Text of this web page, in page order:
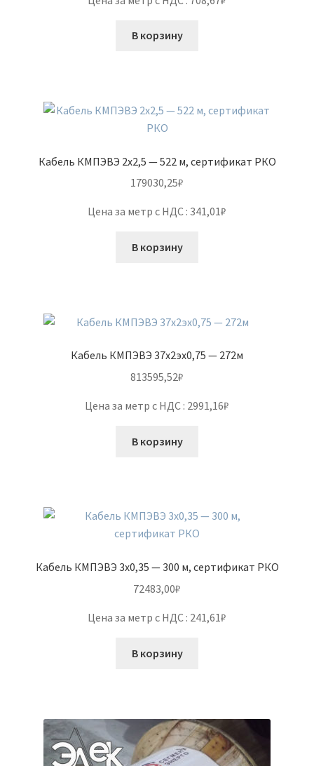
В корзину
Кабель КМПЭВЭ 2х2,5 — 522 м, сертификат РКО
179030,25₽
Цена за метр с НДС : 341,01₽
В корзину
Кабель КМПЭВЭ 37х2эх0,75 — 272м
813595,52₽
Цена за метр с НДС : 2991,16₽
В корзину
Кабель КМПЭВЭ 3х0,35 — 300 м, сертификат РКО
72483,00₽
Цена за метр с НДС : 241,61₽
В корзину